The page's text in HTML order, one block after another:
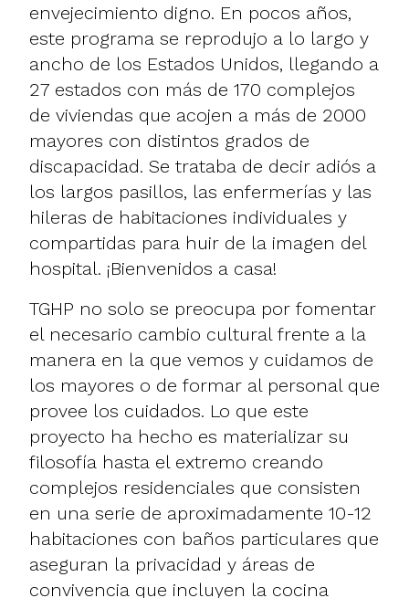
envejecimiento digno. En pocos años,
este programa se reprodujo a lo largo y
ancho de los Estados Unidos, llegando a
27 estados con más de 170 complejos
de viviendas que acojen a más de 2000
mayores con distintos grados de
discapacidad. Se trataba de decir adiós a
los largos pasillos, las enfermerías y las
hileras de habitaciones individuales y
compartidas para huir de la imagen del
hospital. ¡Bienvenidos a casa!
TGHP no solo se preocupa por fomentar
el necesario cambio cultural frente a la
manera en la que vemos y cuidamos de
los mayores o de formar al personal que
provee los cuidados. Lo que este
proyecto ha hecho es materializar su
filosofía hasta el extremo creando
complejos residenciales que consisten
en una serie de aproximadamente 10-12
habitaciones con baños particulares que
aseguran la privacidad y áreas de
convivencia que incluyen la cocina